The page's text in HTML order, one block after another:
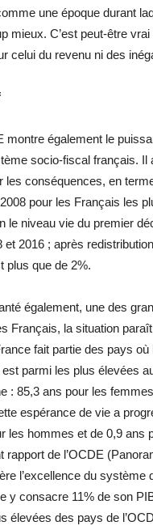
une époque durant
mieux. C’est peut-être vrai
celui du revenu ni des
montre également le
socio-fiscal français. Il
les conséquences, en
pour les Français les
le niveau vie du premier
et 2016 ; après
plus que de 2%.
également, une des
Français, la situation
fait partie des pays où
parmi les plus élevées
: 85,3 ans pour les
espérance de vie a
les hommes et de 0,9 ans
rapport de l’OCDE
l’excellence du système
y consacre 11% de son
élevées des pays de